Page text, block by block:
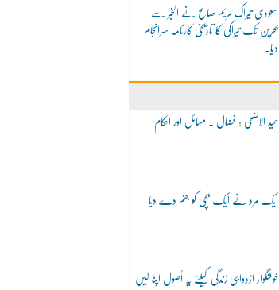
سعودی تیراک مریم صالح نے الخبر سے
بحرین تک تیراکی کا تاریخی کارنامہ سرانجام
دیا۔
عید الاضحی : فضال ۔ مسائل اور احکام
ایک مرد نے ایک بچی کو جنم دے دیا
خوشگوار ازدواجی زندگی کیلئے یہ اُصول اپنا لیں